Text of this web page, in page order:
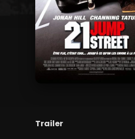
Trailer